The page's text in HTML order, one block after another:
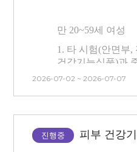
- 본 시험은 시술(
적용에 따른 효과
시험이므로, 시술
등)는 진행하지 않
- 센터 내 대기 시
(Half-test)
- 매 방문 시안면
자극)이 진행됩니
동반될 수 있습니다.
- 전류가 흐르는
탈락 처리됩니다.)
만 20~59세 여성
1. 타 시험(안면부,
건강기능식품)과
불가능합니다.
2. 본인 부주의(눈
어렵습니다.
2026-07-02 ~ 2026-07-07
진행중 피부 건강